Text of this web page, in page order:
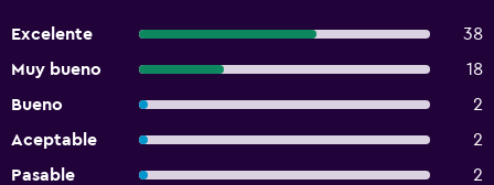
Excelente
38
Muy bueno
18
Bueno
2
Aceptable
2
Pasable
2